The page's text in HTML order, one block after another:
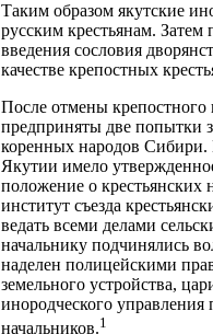
Таким образом якутские
русским крестьянам.
введения сословия
качестве крепостных
После отмены крепостного
предприняты две попытки
коренных народов Сибири.
Якутии имело
положение о крестьянских
институт съезда
ведать всеми делами
начальнику подчинялись
наделен полицейскими
земельного устройства,
инородческого управления
начальников.1